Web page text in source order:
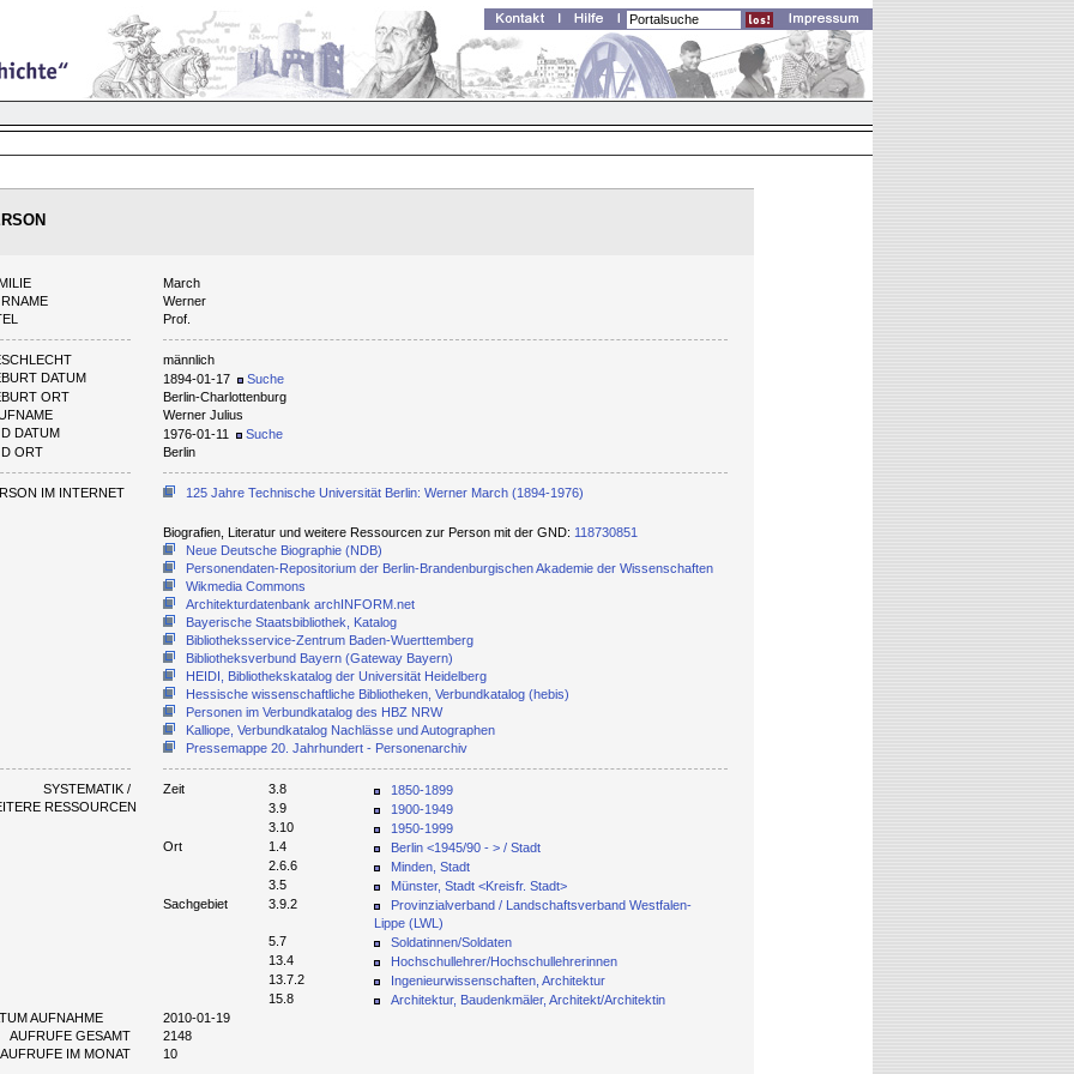
March
Werner
Prof.
männlich
DATUM
1894-01-17
Suche
ORT
Berlin-Charlottenburg
Werner Julius
DATUM
1976-01-11
Suche
ORT
Berlin
IM INTERNET 125 Jahre Technische Universität Berlin: Werner March (1894-1976)
Biografien, Literatur und weitere Ressourcen zur Person mit der GND: 118730851
Neue Deutsche Biographie (NDB)
Personendaten-Repositorium der Berlin-Brandenburgischen Akademie der Wissenschaften
Wikmedia Commons
Architekturdatenbank archINFORM.net
Bayerische Staatsbibliothek, Katalog
Bibliotheksservice-Zentrum Baden-Wuerttemberg
Bibliotheksverbund Bayern (Gateway Bayern)
HEIDI, Bibliothekskatalog der Universität Heidelberg
Hessische wissenschaftliche Bibliotheken, Verbundkatalog (hebis)
Personen im Verbundkatalog des HBZ NRW
Kalliope, Verbundkatalog Nachlässe und Autographen
Pressemappe 20. Jahrhundert - Personenarchiv
SYSTEMATIK /
RESSOURCEN
Zeit 3.8
1850-1899
3.9
1900-1949
3.10
1950-1999
Ort
1.4
Berlin <1945/90 - > / Stadt
2.6.6
Minden, Stadt
3.5
Münster, Stadt <Kreisfr. Stadt>
Sachgebiet
3.9.2
Provinzialverband / Landschaftsverband Westfalen-
Lippe (LWL)
5.7
Soldatinnen/Soldaten
13.4
Hochschullehrer/Hochschullehrerinnen
13.7.2
Ingenieurwissenschaften, Architektur
15.8
Architektur, Baudenkmäler, Architekt/Architektin
AUFNAHME
2010-01-19
AUFRUFE GESAMT
2148
AUFRUFE IM MONAT
10